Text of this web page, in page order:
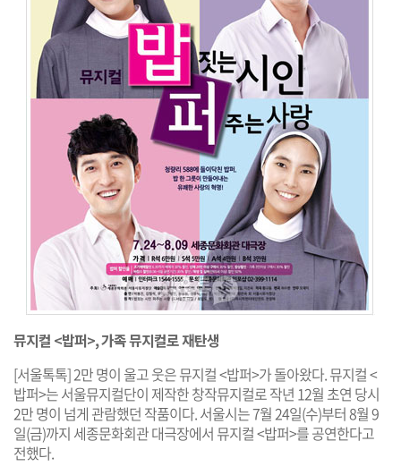
뮤지컬 <밥퍼>, 가족 뮤지컬로 재탄생
[서울톡톡] 2만 명이 울고 웃은 뮤지컬 <밥퍼>가 돌아왔다. 뮤지컬 <
밥퍼>는 서울뮤지컬단이 제작한 창작뮤지컬로 작년 12월 초연 당시
2만 명이 넘게 관람했던 작품이다. 서울시는 7월 24일(수)부터 8월 9
일(금)까지 세종문화회관 대극장에서 뮤지컬 <밥퍼>를 공연한다고
전했다.